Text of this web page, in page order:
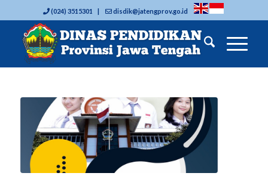
(024) 3515301 | disdik@jatengprov.go.id